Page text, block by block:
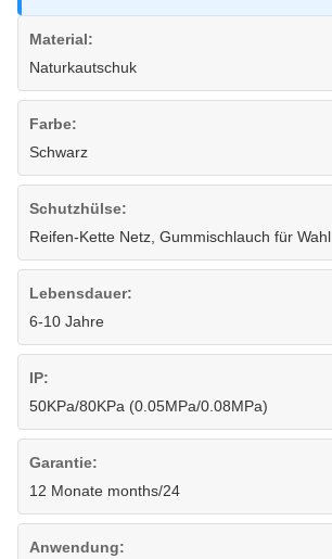
Material:
Naturkautschuk
Farbe:
Schwarz
Schutzhülse:
Reifen-Kette Netz, Gummischlauch für Wahl
Lebensdauer:
6-10 Jahre
IP:
50KPa/80KPa (0.05MPa/0.08MPa)
Garantie:
12 Monate months/24
Anwendung: